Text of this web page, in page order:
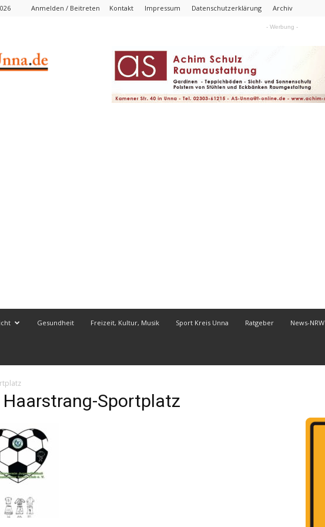
Anmelden / Beitreten Kontakt Impressum Datenschutzerklärung Archiv
- Werbung -
Gesundheit Freizeit, Kultur, Musik Sport Kreis Unna Ratgeber News-NRW
Haarstrang-Sportplatz